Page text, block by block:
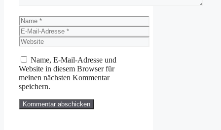
Name
E-
Mail-
Adresse
Website
Name, E-Mail-Adresse und
Website in diesem Browser für
meinen nächsten Kommentar
speichern.